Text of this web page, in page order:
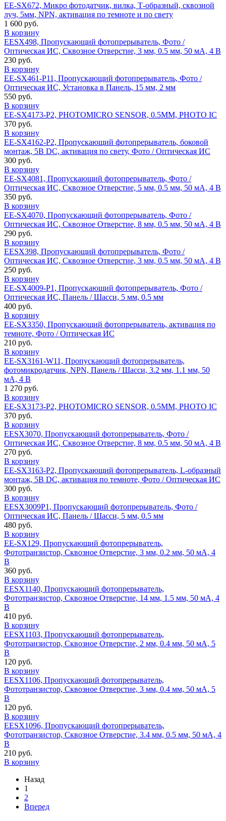
EE-SX672, Микро фотодатчик, вилка, Т-образный, сквозной
луч, 5мм, NPN, активация по темноте и по свету
1 600 руб.
В корзину
EESX498, Пропускающий фотопрерыватель, Фото /
Оптическая ИС, Сквозное Отверстие, 3 мм, 0.5 мм, 50 мА, 4 В
230 руб.
В корзину
EE-SX461-P11, Пропускающий фотопрерыватель, Фото /
Оптическая ИС, Установка в Панель, 15 мм, 2 мм
550 руб.
В корзину
EE-SX4173-P2, PHOTOMICRO SENSOR, 0.5MM, PHOTO IC
370 руб.
В корзину
EE-SX4162-P2, Пропускающий фотопрерыватель, боковой
монтаж, 5В DC, активация по свету, Фото / Оптическая ИС
300 руб.
В корзину
EE-SX4081, Пропускающий фотопрерыватель, Фото /
Оптическая ИС, Сквозное Отверстие, 5 мм, 0.5 мм, 50 мА, 4 В
350 руб.
В корзину
EE-SX4070, Пропускающий фотопрерыватель, Фото /
Оптическая ИС, Сквозное Отверстие, 8 мм, 0.5 мм, 50 мА, 4 В
290 руб.
В корзину
EESX398, Пропускающий фотопрерыватель, Фото /
Оптическая ИС, Сквозное Отверстие, 3 мм, 0.5 мм, 50 мА, 4 В
250 руб.
В корзину
EE-SX4009-P1, Пропускающий фотопрерыватель, Фото /
Оптическая ИС, Панель / Шасси, 5 мм, 0.5 мм
400 руб.
В корзину
EE-SX3350, Пропускающий фотопрерыватель, активация по
темноте, Фото / Оптическая ИС
210 руб.
В корзину
EE-SX3161-W11, Пропускающий фотопрерыватель,
фотомикродатчик, NPN, Панель / Шасси, 3.2 мм, 1.1 мм, 50
мА, 4 В
1 270 руб.
В корзину
EE-SX3173-P2, PHOTOMICRO SENSOR, 0.5MM, PHOTO IC
370 руб.
В корзину
EESX3070, Пропускающий фотопрерыватель, Фото /
Оптическая ИС, Сквозное Отверстие, 8 мм, 0.5 мм, 50 мА, 4 В
270 руб.
В корзину
EE-SX3163-P2, Пропускающий фотопрерыватель, L-образный
монтаж, 5В DC, активация по темноте, Фото / Оптическая ИС
300 руб.
В корзину
EESX3009P1, Пропускающий фотопрерыватель, Фото /
Оптическая ИС, Панель / Шасси, 5 мм, 0.5 мм
480 руб.
В корзину
EE-SX129, Пропускающий фотопрерыватель,
Фототранзистор, Сквозное Отверстие, 3 мм, 0.2 мм, 50 мА, 4
В
360 руб.
В корзину
EESX1140, Пропускающий фотопрерыватель,
Фототранзистор, Сквозное Отверстие, 14 мм, 1.5 мм, 50 мА, 4
В
410 руб.
В корзину
EESX1103, Пропускающий фотопрерыватель,
Фототранзистор, Сквозное Отверстие, 2 мм, 0.4 мм, 50 мА, 5
В
120 руб.
В корзину
EESX1106, Пропускающий фотопрерыватель,
Фототранзистор, Сквозное Отверстие, 3 мм, 0.4 мм, 50 мА, 5
В
120 руб.
В корзину
EESX1096, Пропускающий фотопрерыватель,
Фототранзистор, Сквозное Отверстие, 3.4 мм, 0.5 мм, 50 мА, 4
В
210 руб.
В корзину
Назад
1
2
Вперед